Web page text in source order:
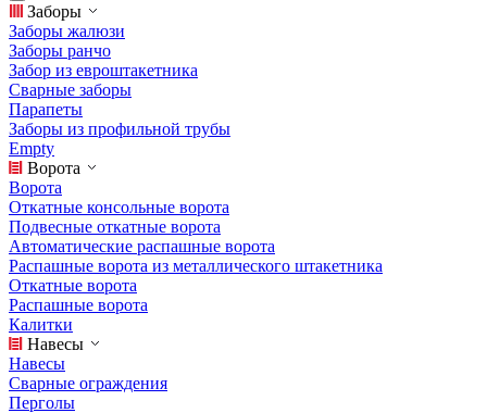
Заборы
Заборы жалюзи
Заборы ранчо
Забор из евроштакетника
Сварные заборы
Парапеты
Заборы из профильной трубы
Empty
Ворота
Ворота
Откатные консольные ворота
Подвесные откатные ворота
Автоматические распашные ворота
Распашные ворота из металлического штакетника
Откатные ворота
Распашные ворота
Калитки
Навесы
Навесы
Сварные ограждения
Перголы